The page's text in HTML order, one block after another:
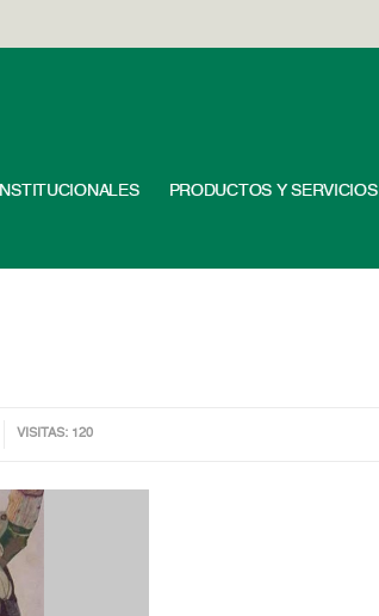
INSTITUCIONALES PRODUCTOS Y SERVICIOS
VISITAS: 120